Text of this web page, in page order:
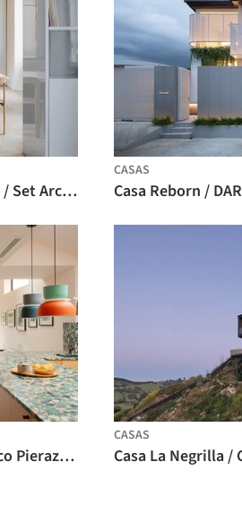
Casa com Mobiliário Reflexivo / Set Architects
CASAS
Casa Dente de Serra / Francesco Pierazzi Architects
CASAS